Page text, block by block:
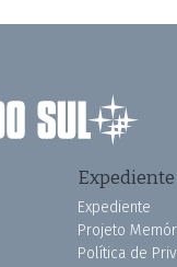
Expediente
Expediente
Projeto
Política de